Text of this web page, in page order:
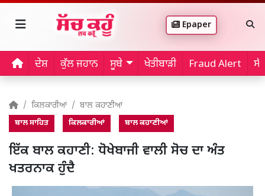
Epaper
ਦੇਸ਼ ਕੁੱਲ ਜਹਾਨ ਸੂਬੇ ਖੇਤੀਬਾੜੀ Fraud Alert
ਕਿਲਕਾਰੀਆਂ ਬਾਲ ਕਹਾਣੀਆਂ
ਬਾਲ ਸਾਹਿਤ ਕਿਲਕਾਰੀਆਂ ਬਾਲ ਕਹਾਣੀਆਂ
ਇੱਕ ਬਾਲ ਕਹਾਣੀ: ਧੋਖੇਬਾਜੀ ਵਾਲੀ ਸੋਚ ਦਾ ਅੰਤ
ਖਤਰਨਾਕ ਹੁੰਦੈ